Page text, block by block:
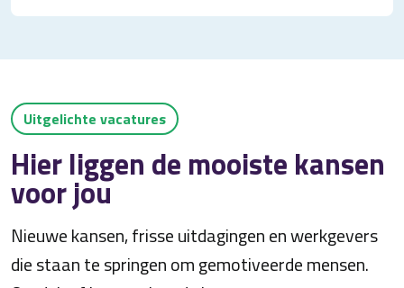
Uitgelichte vacatures
Hier liggen de mooiste kansen
voor jou
Nieuwe kansen, frisse uitdagingen en werkgevers
die staan te springen om gemotiveerde mensen.